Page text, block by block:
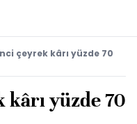
çeyrek kârı yüzde 70
yüzde 70